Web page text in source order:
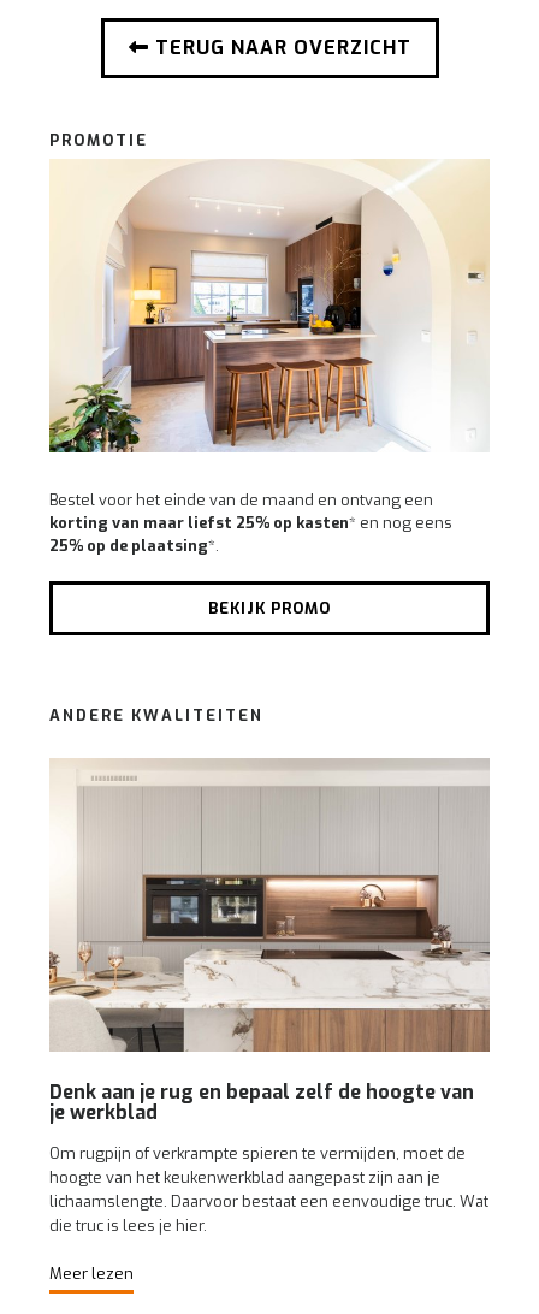
gepersonaliseerde ervaring te bieden zoals
TERUG NAAR OVERZICHT
PROMOTIE
Bestel voor het einde van de maand en ontvang een
korting van maar liefst 25% op kasten* en nog eens
25% op de plaatsing*.
BEKIJK PROMO
ANDERE KWALITEITEN
Denk aan je rug en bepaal zelf de hoogte van
je werkblad
Om rugpijn of verkrampte spieren te vermijden, moet de
hoogte van het keukenwerkblad aangepast zijn aan je
lichaamslengte. Daarvoor bestaat een eenvoudige truc. Wat
die truc is lees je hier.
Meer lezen